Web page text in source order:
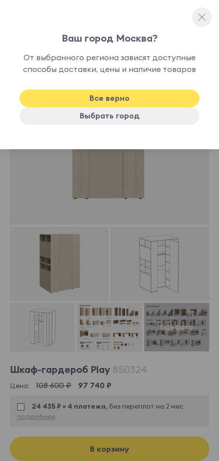
-10%
Шкаф-гардероб Play 850324
Цена: 108 600 ₽ 97 740 ₽
24 435 ₽ × 4 платежа, без переплат на 2 мес.
подробнее
В корзину
Ваш город Москва?
От выбранного региона зависят доступные
способы доставки, цены и наличие товаров
Все верно
Выбрать город